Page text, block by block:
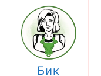
Бик